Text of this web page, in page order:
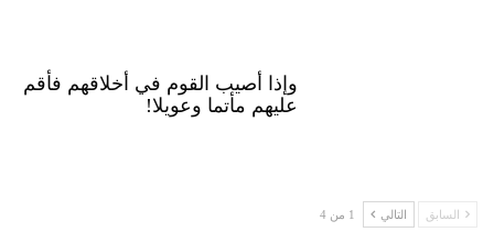
وإذا أصيب القوم في أخلاقهم فأقم
عليهم مأتما وعويلا!
السابق التالي 1 من 4